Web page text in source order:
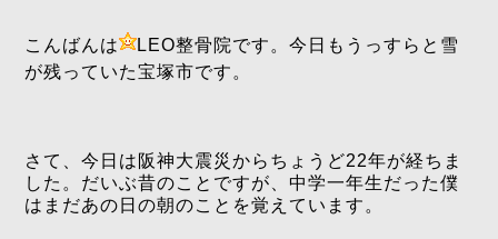
こんばんは
LEO整骨院です。今日もうっすらと雪
が残っていた宝塚市です。
さて、今日は阪神大震災からちょうど22年が経ちま
した。だいぶ昔のことですが、中学一年生だった僕
はまだあの日の朝のことを覚えています。